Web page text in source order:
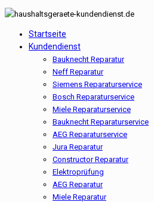
Startseite
Kundendienst
Bauknecht Reparatur
Neff Reparatur
Siemens Reparaturservice
Bosch Reparaturservice
Miele Reparaturservice
Bauknecht Reparaturservice
AEG Reparaturservice
Jura Reparatur
Constructor Reparatur
Elektroprüfung
AEG Reparatur
Miele Reparatur